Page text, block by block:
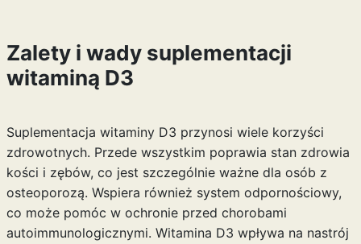
Zalety i wady suplementacji
witaminą D3
Suplementacja witaminy D3 przynosi wiele korzyści
zdrowotnych. Przede wszystkim poprawia stan zdrowia
kości i zębów, co jest szczególnie ważne dla osób z
osteoporozą. Wspiera również system odpornościowy,
co może pomóc w ochronie przed chorobami
autoimmunologicznymi. Witamina D3 wpływa na nastrój